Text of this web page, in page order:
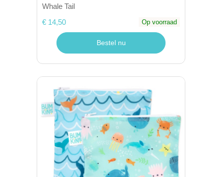
Whale Tail
€ 14,50
Op voorraad
Bestel nu